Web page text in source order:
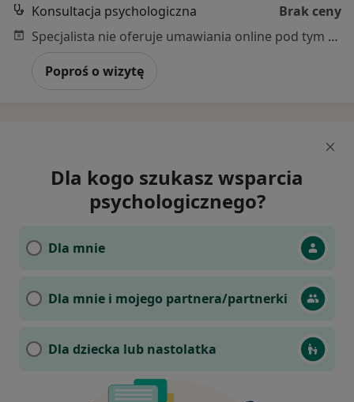
Konsultacja psychologiczna
Brak ceny
Specjalista nie oferuje umawiania online pod tym adresem.
Poproś o wizytę
Dla kogo szukasz wsparcia
psychologicznego?
Dla mnie
Dla mnie i mojego partnera/partnerki
Dla dziecka lub nastolatka